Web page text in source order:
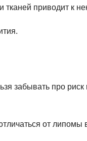
приводит к
забывать про риск
от липомы